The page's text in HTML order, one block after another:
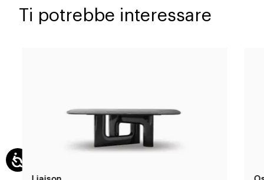
Ti potrebbe interessare